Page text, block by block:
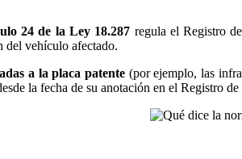
24 de la Ley 18.287 regula el Registro
del vehículo afectado.
a la placa patente (por ejemplo, las
la fecha de su anotación en el Registro